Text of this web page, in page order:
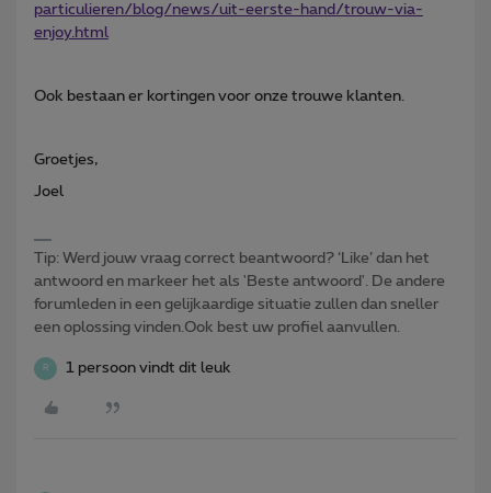
particulieren/blog/news/uit-eerste-hand/trouw-via-
enjoy.html
Ook bestaan er kortingen voor onze trouwe klanten.
Groetjes,
Joel
Tip: Werd jouw vraag correct beantwoord? ‘Like’ dan het
antwoord en markeer het als 'Beste antwoord'. De andere
forumleden in een gelijkaardige situatie zullen dan sneller
een oplossing vinden.Ook best uw profiel aanvullen.
R 1 persoon vindt dit leuk